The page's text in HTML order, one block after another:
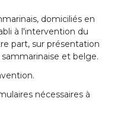
domiciliés en
à l'intervention du
part, sur présentation
et belge.
nécessaires à